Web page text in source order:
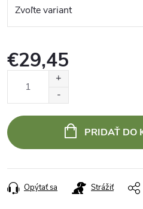
€29,45
PRIDAŤ DO
Opýtať sa Strážiť